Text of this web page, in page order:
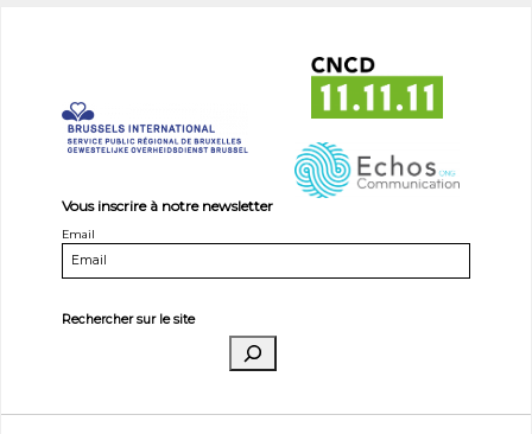
Vous inscrire à notre newsletter
Email
Rechercher sur le site